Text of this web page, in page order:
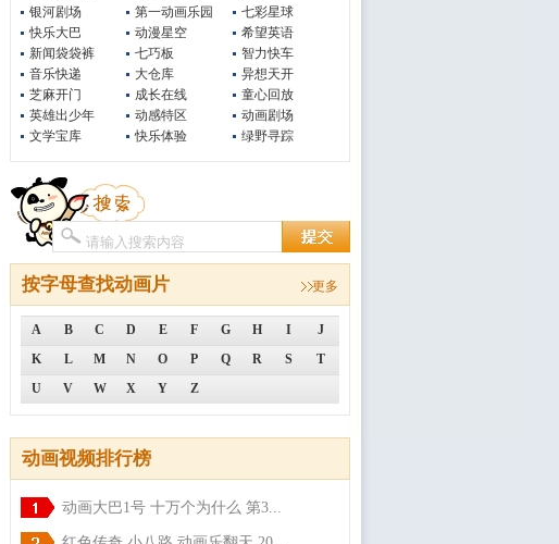
银河剧场
快乐大巴
新闻袋袋裤
音乐快递
芝麻开门
英雄出少年
文学宝库
第一动画乐园
动漫星空
七巧板
大仓库
成长在线
动感特区
快乐体验
七彩星球
希望英语
智力快车
异想天开
童心回放
动画剧场
绿野寻踪
按字母查找动画片 更多
A B C D E F G H I
J
K
L M N O P Q R S
T
U
V W X Y Z
动画视频排行榜
动画大巴1号 十万个为什么 第3...